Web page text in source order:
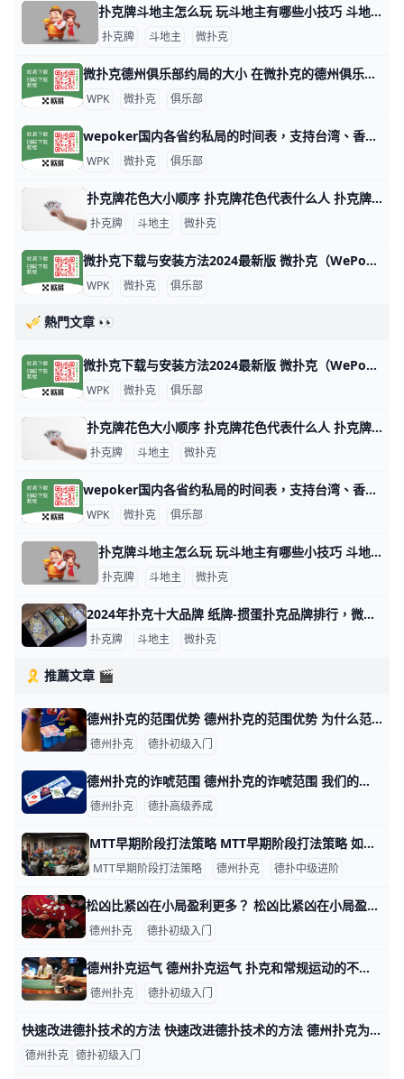
扑克牌斗地主怎么玩 玩斗地主有哪些小技巧 斗地主游戏玩法指南 扑克牌斗地主是一种三人玩的争先型牌类游戏，每局牌有一个玩家是“地主”，独自对抗另两个组成同盟的玩家。斗地主玩法比较简单，发牌时，庄家先从牌堆
扑克牌 斗地主 微扑克
微扑克德州俱乐部约局的大小 在微扑克的德州俱乐部中，约局的大小通常取决于多个因素，包括玩家的资金实力、俱乐部的规则以及所选择的游戏类型。以下是一些关于微扑克德州俱乐部约
WPK 微扑克 俱乐部
wepoker国内各省约私局的时间表，支持台湾、香港、澳门 WePoker（中文名：微扑克）是一个在线德州扑克平台，俱乐部提供各种级别的约局服务。WePoker的约私局时间表大致如下：本俱乐部支持台湾
WPK 微扑克 俱乐部
扑克牌花色大小顺序 扑克牌花色代表什么人 扑克牌分为四种花色：黑桃、方块、梅花和红桃，但各国人民都以本国民族文化对四种花色给予不同的文化阐述，比如说，中国人将四种花色理解为春、夏、秋
扑克牌 斗地主 微扑克
微扑克下载与安装方法2024最新版 微扑克（WePoker）是一款流行的德州扑克应用程序，可以在多个平台上下载和安装。以下是下载和安装微扑克的主要方法： 安卓设备安装 安卓用户可以
WPK 微扑克 俱乐部
🎺 熱門文章 👀
微扑克下载与安装方法2024最新版 微扑克（WePoker）是一款流行的德州扑克应用程序，可以在多个平台上下载和安装。以下是下载和安装微扑克的主要方法： 安卓设备安装 安卓用户可以
WPK 微扑克 俱乐部
扑克牌花色大小顺序 扑克牌花色代表什么人 扑克牌分为四种花色：黑桃、方块、梅花和红桃，但各国人民都以本国民族文化对四种花色给予不同的文化阐述，比如说，中国人将四种花色理解为春、夏、秋
扑克牌 斗地主 微扑克
wepoker国内各省约私局的时间表，支持台湾、香港、澳门 WePoker（中文名：微扑克）是一个在线德州扑克平台，俱乐部提供各种级别的约局服务。WePoker的约私局时间表大致如下：本俱乐部支持台湾
WPK 微扑克 俱乐部
扑克牌斗地主怎么玩 玩斗地主有哪些小技巧 斗地主游戏玩法指南 扑克牌斗地主是一种三人玩的争先型牌类游戏，每局牌有一个玩家是“地主”，独自对抗另两个组成同盟的玩家。斗地主玩法比较简单，发牌时，庄家先从牌堆
扑克牌 斗地主 微扑克
2024年扑克十大品牌 纸牌-掼蛋扑克品牌排行，微扑克牌哪个牌子好 2024年扑克十大品牌 十大扑克品牌排行榜，纸牌-掼蛋扑克品牌排行，扑克牌哪个牌子好 扑克什么牌子好？经专业评测的2024年扑克十大品牌名单发布
扑克牌 斗地主 微扑克
🎗️ 推薦文章 🎬
德州扑克的范围优势 德州扑克的范围优势 为什么范围优势很重要？ 范围优势很重要，因为随着你的范围优势变大，你能够有利可图地频繁下注。如果你的范围优势足够大，你可以采
德州扑克 德扑初级入门
德州扑克的诈唬范围 德州扑克的诈唬范围 我们的诈唬最能打出弃牌率的情况，或许往往是那些大家平常不怎么诈唬的时刻。 最经典的时刻应该就是那种牌面全是高牌的超湿结构，多
德州扑克 德扑高级养成
MTT早期阶段打法策略 MTT早期阶段打法策略 如果你用打常规桌的方法去打MTT，那你是在犯大错。无论在MTT的任何阶段，你这样做都是错误的。今天我们就MTT早期谈论
MTT早期阶段打法策略 德州扑克 德扑中级进阶
松凶比紧凶在小局盈利更多？ 松凶比紧凶在小局盈利更多？ 许多打牌的前辈会跟你说，在低级别的牌桌上，紧能不亏，凶能盈利。但现在紧凶的打法在低级别桌子上盈利似乎越来越少，有数
德州扑克 德扑初级入门
德州扑克运气 德州扑克运气 扑克和常规运动的不同之处在于，玩家在短时间内经历了许多心理上的起伏。 无论你有多好，你都无法控制“运气”因素。因此，扑克对玩家调整
德州扑克 德扑初级入门
快速改进德扑技术的方法 快速改进德扑技术的方法 德州扑克为牌手们提供了各种各样改进游戏的方法，比如研究扑克理论，与其他牌手讨论复杂的扑克问题，经常在牌桌上和出色的牌手
德州扑克 德扑初级入门